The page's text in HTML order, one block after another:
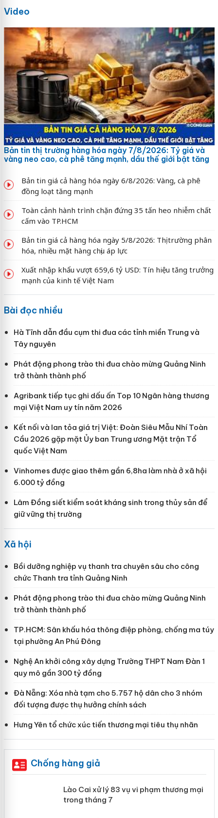
Video
Bản tin thị trường hàng hóa ngày 7/8/2026: Tỷ giá và
vàng neo cao, cà phê tăng mạnh, dầu thế giới bật tăng
Bản tin giá cả hàng hóa ngày 6/8/2026: Vàng, cà phê
đồng loạt tăng mạnh
Toàn cảnh hành trình chặn đứng 35 tấn heo nhiễm chất
cấm vào TP.HCM
Bản tin giá cả hàng hóa ngày 5/8/2026: Thị trường phân
hóa, nhiều mặt hàng chịu áp lực
Xuất nhập khẩu vượt 659,6 tỷ USD: Tín hiệu tăng trưởng
mạnh của kinh tế Việt Nam
Bài đọc nhiều
Hà Tĩnh dẫn đầu cụm thi đua các tỉnh miền Trung và
Tây nguyên
Phát động phong trào thi đua chào mừng Quảng Ninh
trở thành thành phố
Agribank tiếp tục ghi dấu ấn Top 10 Ngân hàng thương
mại Việt Nam uy tín năm 2026
Kết nối và lan tỏa giá trị Việt: Đoàn Siêu Mẫu Nhí Toàn
Cầu 2026 gặp mặt Ủy ban Trung ương Mặt trận Tổ
quốc Việt Nam
Vinhomes được giao thêm gần 6,8ha làm nhà ở xã hội
6.000 tỷ đồng
Lâm Đồng siết kiểm soát kháng sinh trong thủy sản để
giữ vững thị trường
Xã hội
Bồi dưỡng nghiệp vụ thanh tra chuyên sâu cho công
chức Thanh tra tỉnh Quảng Ninh
Phát động phong trào thi đua chào mừng Quảng Ninh
trở thành thành phố
TP.HCM: Sân khấu hóa thông điệp phòng, chống ma túy
tại phường An Phú Đông
Nghệ An khởi công xây dựng Trường THPT Nam Đàn 1
quy mô gần 300 tỷ đồng
Đà Nẵng: Xóa nhà tạm cho 5.757 hộ dân cho 3 nhóm
đối tượng được thụ hưởng chính sách
Hưng Yên tổ chức xúc tiến thương mại tiêu thụ nhãn
Chống hàng giả
Lào Cai xử lý 83 vụ vi phạm thương
mại trong tháng 7